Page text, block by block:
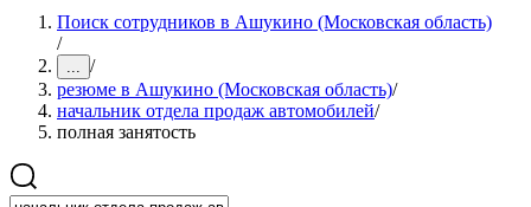
Поиск сотрудников в Ашукино (Московская область)
/
... /
резюме в Ашукино (Московская область)/
начальник отдела продаж автомобилей/
полная занятость